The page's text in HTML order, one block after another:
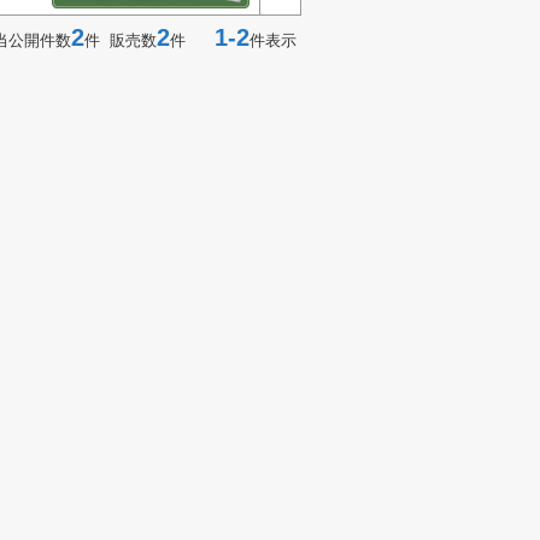
公開件数2件 販売数2件 1-2件表示